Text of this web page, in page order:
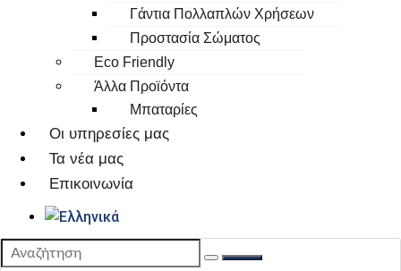
Γάντια Πολλαπλών Χρήσεων
Προστασία Σώματος
Eco Friendly
Άλλα Προϊόντα
Μπαταρίες
Οι υπηρεσίες μας
Τα νέα μας
Επικοινωνία